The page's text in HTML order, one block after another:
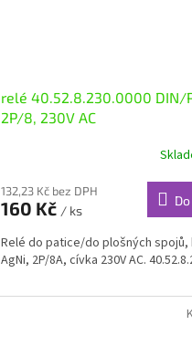
relé 40.52.8.230.0000 DIN/
2P/8, 230V AC
132,23 Kč bez DPH
160 Kč / ks
Relé do patice/do plošných
AgNi, 2P/8A, cívka 230V AC.